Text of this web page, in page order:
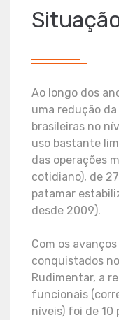
Ao longo dos
uma redução
brasileiras no
uso bastante
das operações
cotidiano), de
patamar
desde 2009).
Com os
conquistados
Rudimentar, a
funcionais
níveis) foi de 10